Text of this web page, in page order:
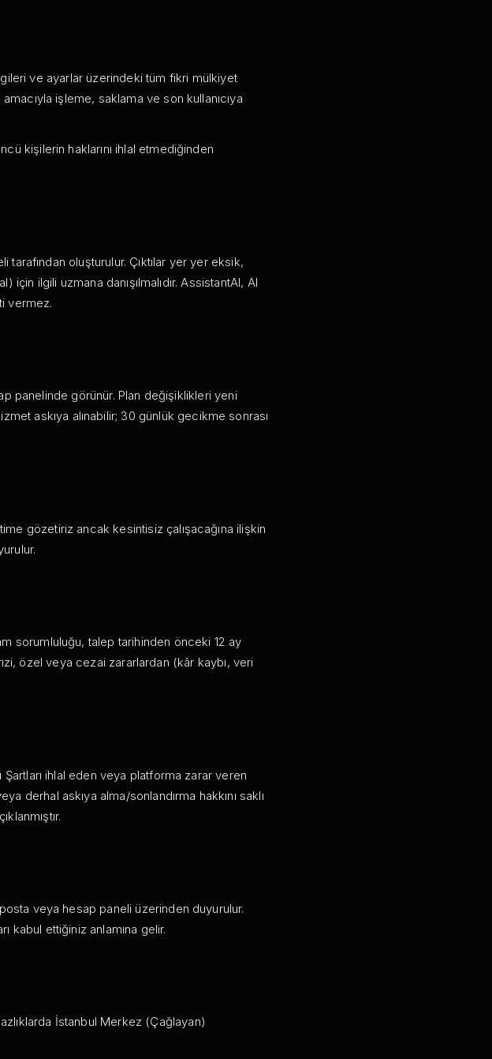
ve ayarlar üzerindeki tüm fikri mülkiyet
işleme, saklama ve son kullanıcıya
kişilerin haklarını ihlal etmediğinden
tarafından oluşturulur. Çıktılar yer yer eksik,
ilgili uzmana danışılmalıdır. AssistantAI, AI
vermez.
panelinde görünür. Plan değişiklikleri yeni
askıya alınabilir; 30 günlük gecikme sonrası
gözetiriz ancak kesintisiz çalışacağına ilişkin
sorumluluğu, talep tarihinden önceki 12 ay
özel veya cezai zararlardan (kâr kaybı, veri
ihlal eden veya platforma zarar veren
derhal askıya alma/sonlandırma hakkını saklı
veya hesap paneli üzerinden duyurulur.
kabul ettiğiniz anlamına gelir.
İstanbul Merkez (Çağlayan)